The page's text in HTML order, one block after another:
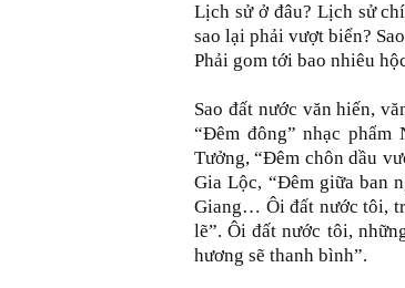
Lịch sử ở đâu? Lịch sử
sao lại phải vượt biển?
Phải gom tới bao nhiêu
Sao đất nước văn hiến,
“Đêm đông” nhạc
Tưởng, “Đêm chôn dầu
Gia Lộc, “Đêm giữa ban
Giang… Ôi đất nước tôi,
lẽ”. Ôi đất nước tôi,
hương sẽ thanh bình”.